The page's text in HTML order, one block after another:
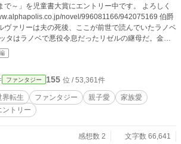
で～」を児童書大賞にエントリー中です。 よろしく
novel/996081166/942075169 伯爵
ヴァリーは夫の死後、ここが前世で読んでいたラノベ
タはラノベで悪役令息だったリゼルの継母だ。金と
ッタは、夫の連れ子であるリゼルに無関心だった。
しキャラ。リゼルが断罪されると思い出したロゼッ
いよう母として奮闘していく。 ※久しぶりに
でした…追々直していきます。
ファンタジー 155 位 / 53,361件
界転生 ファンタジー 親子愛
家族愛
ントリー
感想数 2
文字数 66,641